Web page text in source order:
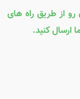
رو از طریق راه های
ارسال کنید.